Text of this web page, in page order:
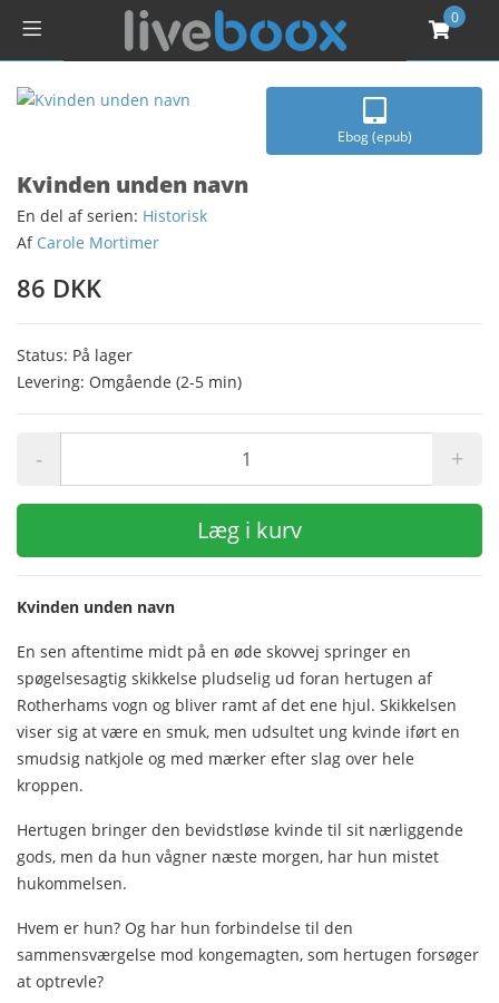
0
Ebog (epub)
Kvinden unden navn
En del af serien: Historisk
Af Carole Mortimer
86 DKK
Status: På lager
Levering: Omgående (2-5 min)
- +
Læg i kurv
Kvinden unden navn
En sen aftentime midt på en øde skovvej springer en
spøgelsesagtig skikkelse pludselig ud foran hertugen af
Rotherhams vogn og bliver ramt af det ene hjul. Skikkelsen
viser sig at være en smuk, men udsultet ung kvinde iført en
smudsig natkjole og med mærker efter slag over hele
kroppen.
Hertugen bringer den bevidstløse kvinde til sit nærliggende
gods, men da hun vågner næste morgen, har hun mistet
hukommelsen.
Hvem er hun? Og har hun forbindelse til den
sammensværgelse mod kongemagten, som hertugen forsøger
at optrevle?